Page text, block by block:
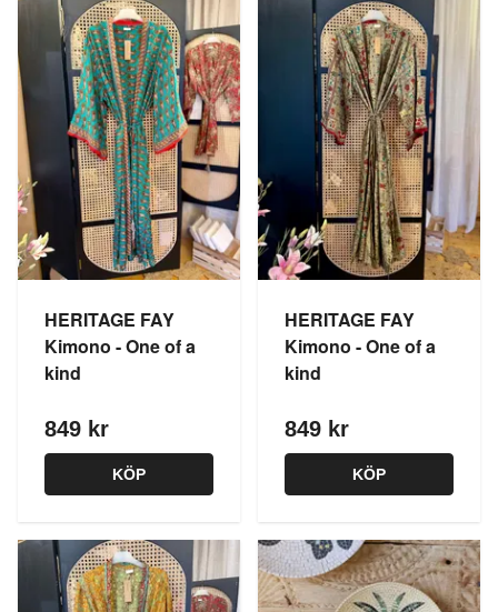
HERITAGE FAY
Kimono - One of a
kind
849 kr
KÖP
HERITAGE FAY
Kimono - One of a
kind
849 kr
KÖP